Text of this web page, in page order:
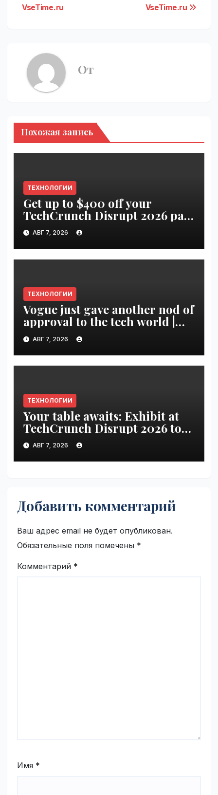
VseTime.ru
VseTime.ru
От
Похожая запись
ТЕХНОЛОГИИ
Get up to $400 off your
TechCrunch Disrupt 2026 pass
until tomorrow | VseTime.ru
АВГ 7, 2026
ТЕХНОЛОГИИ
Vogue just gave another nod of
approval to the tech world |
VseTime.ru
АВГ 7, 2026
ТЕХНОЛОГИИ
Your table awaits: Exhibit at
TechCrunch Disrupt 2026 to
be seen by thousands |
VseTime.ru
АВГ 7, 2026
Добавить комментарий
Ваш адрес email не будет опубликован.
Обязательные поля помечены *
Комментарий *
Имя *